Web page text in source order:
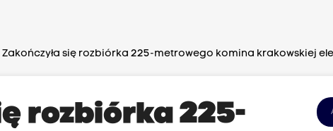
Zakończyła się rozbiórka 225-metrowego komina krakowskiej
rozbiórka 225-